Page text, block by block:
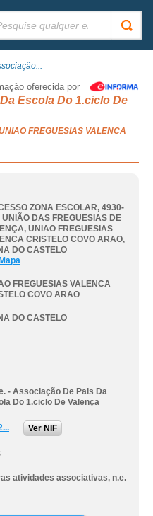
oferecida por
Escola Do 1.ciclo De
FREGUESIAS VALENCA
ZONA ESCOLAR, 4930-
UNIÃO DAS FREGUESIAS DE
, UNIAO FREGUESIAS
CRISTELO COVO ARAO,
DO CASTELO
FREGUESIAS VALENCA
COVO ARAO
DO CASTELO
- Associação De Pais Da
Do 1.ciclo De Valença
Ver NIF
atividades associativas, n.e.